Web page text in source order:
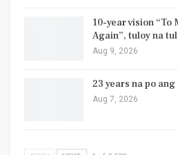
10-year vision “To
Again”, tuloy na
Aug 9, 2026
23 years na po
Aug 7, 2026